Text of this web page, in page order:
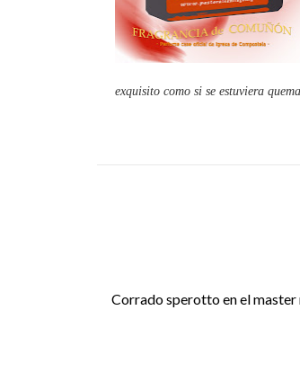
exquisito como si se estuviera
Corrado sperotto en el master